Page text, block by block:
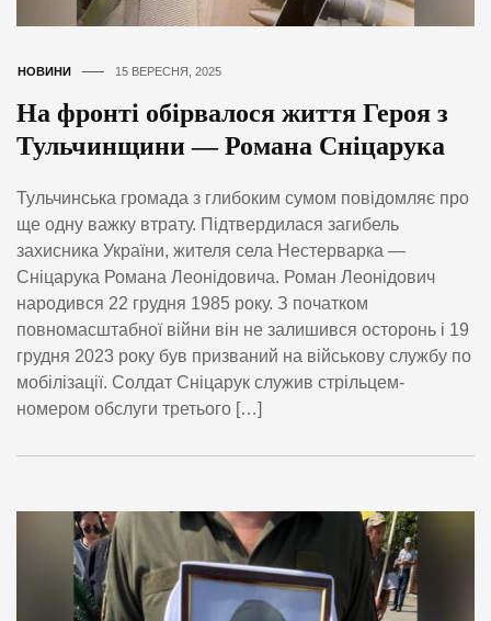
НОВИНИ 15 ВЕРЕСНЯ, 2025
На фронті обірвалося життя Героя з
Тульчинщини — Романа Сніцарука
Тульчинська громада з глибоким сумом повідомляє про
ще одну важку втрату. Підтвердилася загибель
захисника України, жителя села Нестерварка —
Сніцарука Романа Леонідовича. Роман Леонідович
народився 22 грудня 1985 року. З початком
повномасштабної війни він не залишився осторонь і 19
грудня 2023 року був призваний на військову службу по
мобілізації. Солдат Сніцарук служив стрільцем-
номером обслуги третього […]